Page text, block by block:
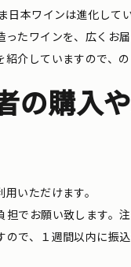
日本ワインは進化して
たワインを、広くお
介していますので、
の購入
いただけます。
でお願い致します。
ので、１週間以内に振